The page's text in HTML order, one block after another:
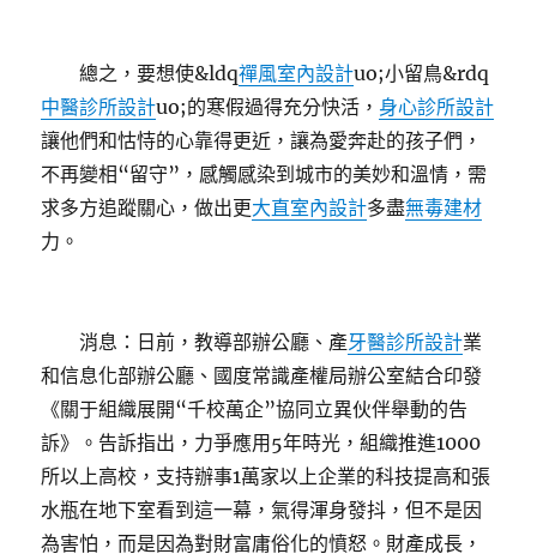
總之，要想使&ldq禪風室內設計uo;小留鳥&rdq
中醫診所設計uo;的寒假過得充分快活， 身心診所設計
讓他們和怙恃的心靠得更近，讓為愛奔赴的孩子們，
不再變相“留守”，感觸感染到城市的美妙和溫情，需
求多方追蹤關心，做出更大直室內設計多盡無毒建材
力。
消息：日前，教導部辦公廳、產牙醫診所設計業
和信息化部辦公廳、國度常識產權局辦公室結合印發
《關于組織展開“千校萬企”協同立異伙伴舉動的告
訴》。告訴指出，力爭應用5年時光，組織推進1000
所以上高校，支持辦事1萬家以上企業的科技提高和張
水瓶在地下室看到這一幕，氣得渾身發抖，但不是因
為害怕，而是因為對財富庸俗化的憤怒。財產成長，